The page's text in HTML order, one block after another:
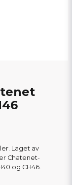
Laget av
Chatenet-
og CH46.